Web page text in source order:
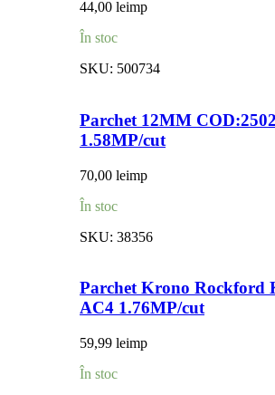
44,00 leimp
În stoc
SKU: 500734
Parchet 12MM
1.58MP/cut
70,00 leimp
În stoc
SKU: 38356
Parchet Krono Rockford
AC4 1.76MP/cut
59,99 leimp
În stoc